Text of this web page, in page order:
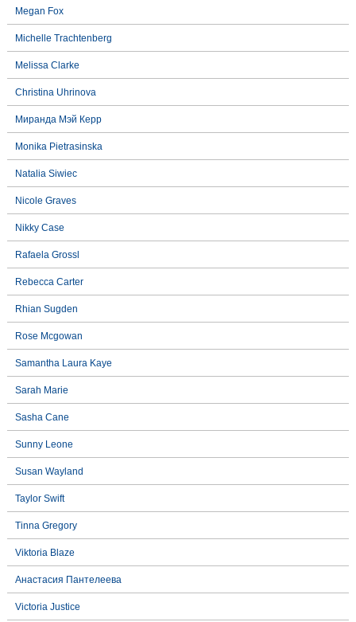
Megan Fox
Michelle Trachtenberg
Melissa Clarke
Christina Uhrinova
Миранда Мэй Керр
Monika Pietrasinska
Natalia Siwiec
Nicole Graves
Nikky Case
Rafaela Grossl
Rebecca Carter
Rhian Sugden
Rose Mcgowan
Samantha Laura Kaye
Sarah Marie
Sasha Cane
Sunny Leone
Susan Wayland
Taylor Swift
Tinna Gregory
Viktoria Blaze
Анастасия Пантелеева
Victoria Justice